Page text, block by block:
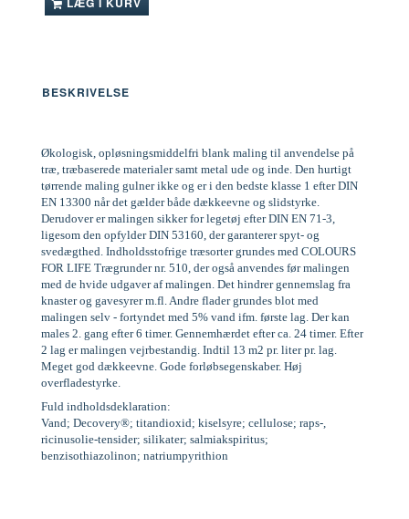
BESKRIVELSE
Økologisk, opløsningsmiddelfri blank maling til anvendelse på
træ, træbaserede materialer samt metal ude og inde. Den hurtigt
tørrende maling gulner ikke og er i den bedste klasse 1 efter DIN
EN 13300 når det gælder både dækkeevne og slidstyrke.
Derudover er malingen sikker for legetøj efter DIN EN 71-3,
ligesom den opfylder DIN 53160, der garanterer spyt- og
svedægthed. Indholdsstofrige træsorter grundes med COLOURS
FOR LIFE Trægrunder nr. 510, der også anvendes før malingen
med de hvide udgaver af malingen. Det hindrer gennemslag fra
knaster og gavesyrer m.fl. Andre flader grundes blot med
malingen selv - fortyndet med 5% vand ifm. første lag. Der kan
males 2. gang efter 6 timer. Gennemhærdet efter ca. 24 timer. Efter
2 lag er malingen vejrbestandig. Indtil 13 m2 pr. liter pr. lag.
Meget god dækkeevne. Gode forløbsegenskaber. Høj
overfladestyrke.
Fuld indholdsdeklaration:
Vand; Decovery®; titandioxid; kiselsyre; cellulose; raps-,
ricinusolie-tensider; silikater; salmiakspiritus;
benzisothiazolinon; natriumpyrithion